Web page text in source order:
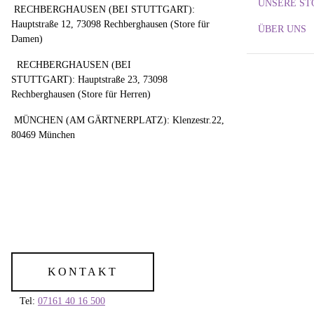
RECHBERGHAUSEN (BEI STUTTGART):
Hauptstraße 12, 73098 Rechberghausen (Store für
Damen)
RECHBERGHAUSEN (BEI
STUTTGART): Hauptstraße 23, 73098
Rechberghausen (Store für Herren)
MÜNCHEN (AM GÄRTNERPLATZ): Klenzestr.22,
80469 München
KONTAKT
Tel: 07161 40 16 500
UNSERE
ÜBER UNS